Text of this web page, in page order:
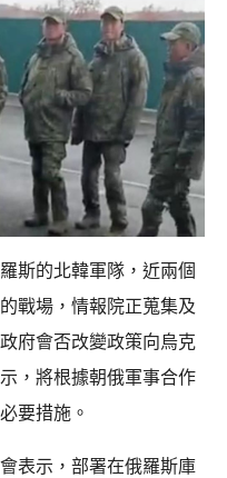
斯的北韓軍隊，近兩個
戰場，情報院正蒐集及
府會否改變政策向烏克
，將根據朝俄軍事合作
要措施。
表示，部署在俄羅斯庫